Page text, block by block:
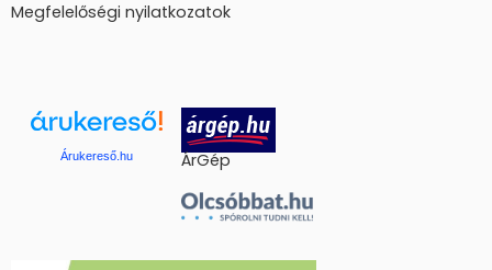
Megfelelőségi nyilatkozatok
Árukereső.hu ÁrGép